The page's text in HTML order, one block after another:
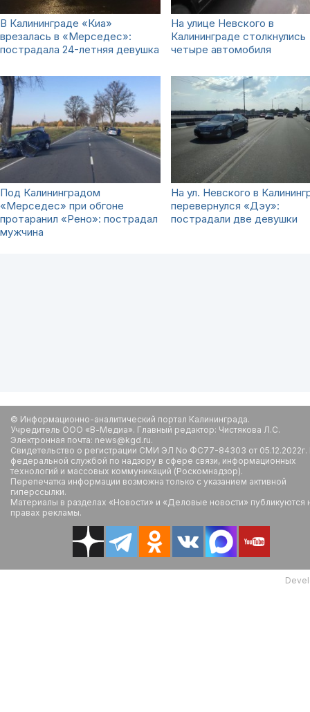
В Калининграде «Киа»
врезалась в «Мерседес»:
пострадала 24-летняя девушка
На улице Невского в
Калининграде столкнулись
четыре автомобиля
Под Калининградом
«Мерседес» при обгоне
протаранил «Рено»: пострадал
мужчина
На ул. Невского в
перевернулся «Дэу»:
пострадали две девушки
© Информационно-аналитический портал Калининграда.
Учредитель ООО «В-Медиа». Главный редактор: Чистякова Л.С.
Электронная почта: news@kgd.ru.
Свидетельство о регистрации СМИ ЭЛ No ФС77-84303 от
федеральной службой по надзору в сфере связи, информационных
технологий и массовых коммуникаций (Роскомнадзор).
Перепечатка информации возможна только с указанием активной
гиперссылки.
Материалы в разделах «Новости» и «Деловые новости» публикуются
правах рекламы.